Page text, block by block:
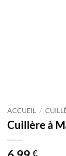
ACCUEIL /
Cuillère à
€